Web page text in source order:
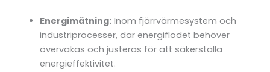
Energimätning: Inom fjärrvärmesystem och
industriprocesser, där energiflödet behöver
övervakas och justeras för att säkerställa
energieffektivitet.